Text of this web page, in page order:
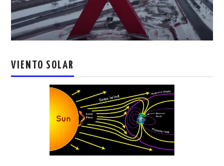
VIENTO SOLAR